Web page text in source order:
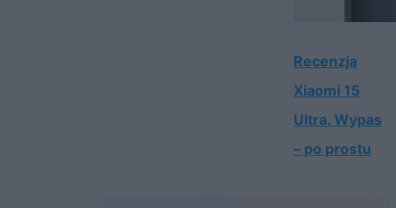
Recenzja
Xiaomi 15
Ultra. Wypas
– po prostu